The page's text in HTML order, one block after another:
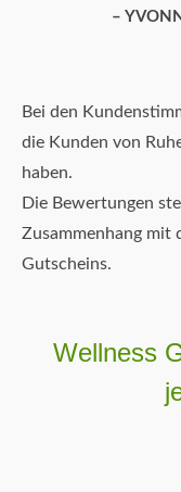
Bei den
die Kunden von
haben.
Die Bewertungen
Zusammenhang mit
Gutscheins.
Wellness